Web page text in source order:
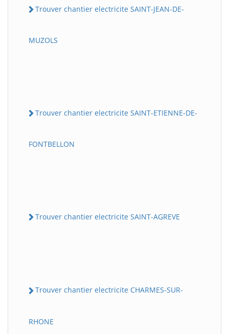
Trouver chantier electricite SAINT-JEAN-DE-
MUZOLS
Trouver chantier electricite SAINT-ETIENNE-DE-
FONTBELLON
Trouver chantier electricite SAINT-AGREVE
Trouver chantier electricite CHARMES-SUR-
RHONE